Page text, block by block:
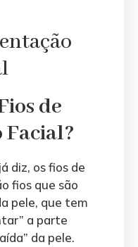
de
Facial?
diz, os fios de
fios que são
pele, que tem
a parte
da pele.